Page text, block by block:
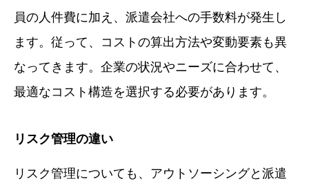
員の人件費に加え、派遣会社への手数料が発生し
ます。従って、コストの算出方法や変動要素も異
なってきます。企業の状況やニーズに合わせて、
最適なコスト構造を選択する必要があります。
リスク管理の違い
リスク管理についても、アウトソーシングと派遣